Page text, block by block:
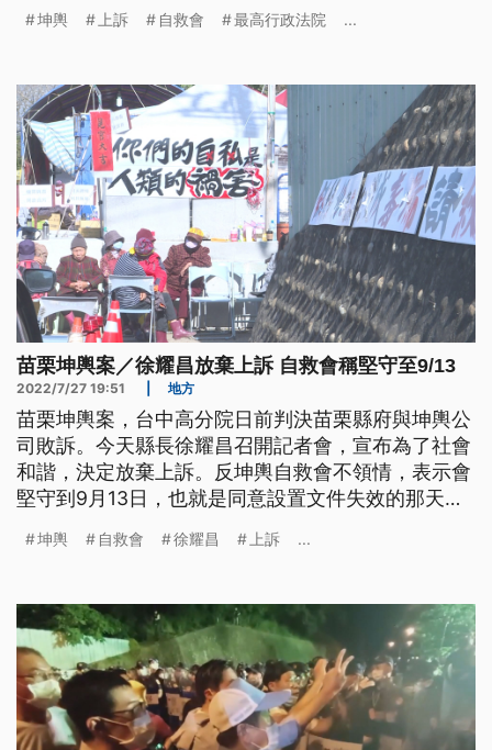
坤輿 上訴 自救會 最高行政法院 ...
苗栗坤輿案／徐耀昌放棄上訴 自救會稱堅守至9/13
2022/7/27 19:51 地方
苗栗坤輿案，台中高分院日前判決苗栗縣府與坤輿公
司敗訴。今天縣長徐耀昌召開記者會，宣布為了社會
和諧，決定放棄上訴。反坤輿自救會不領情，表示會
堅守到9月13日，也就是同意設置文件失效的那天為
坤輿 自救會 徐耀昌 上訴 ...